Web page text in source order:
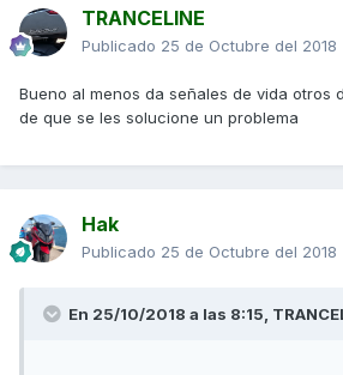
TRANCELINE
Publicado 25 de Octubre del 2018
Bueno al menos da señales de vida otros
de que se les solucione un problema
Hak
Publicado 25 de Octubre del 2018
En 25/10/2018 a las 8:15,